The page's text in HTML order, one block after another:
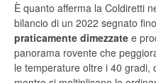
È quanto afferma la Coldiretti
bilancio di un 2022 segnato
praticamente dimezzate e
panorama rovente che
le temperature oltre i 40 gradi,